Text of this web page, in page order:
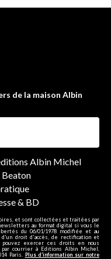
de la maison Albin
Albin Michel
Beaton
& BD
et sont collectées et traitées par
au format digital si vous le
du 06/01/1978 modifiée et au
d'un droit d'accès, de rectification et
pouvez exercer ces droits en nous
par courrier à Editions Albin Michel,
Paris. Plus d’information sur notre